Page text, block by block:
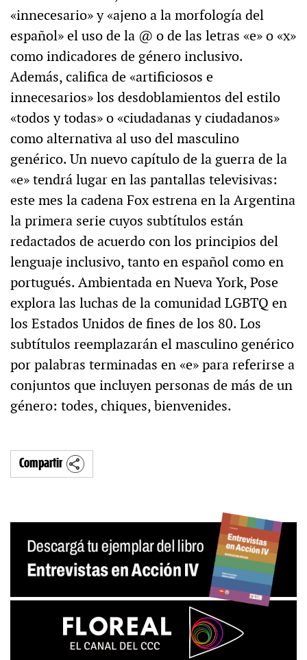
«innecesario» y «ajeno a la morfología del
español» el uso de la @ o de las letras «e» o «x»
como indicadores de género inclusivo.
Además, califica de «artificiosos e
innecesarios» los desdoblamientos del estilo
«todos y todas» o «ciudadanas y ciudadanos»
como alternativa al uso del masculino
genérico. Un nuevo capítulo de la guerra de la
«e» tendrá lugar en las pantallas televisivas:
este mes la cadena Fox estrena en la Argentina
la primera serie cuyos subtítulos están
redactados de acuerdo con los principios del
lenguaje inclusivo, tanto en español como en
portugués. Ambientada en Nueva York, Pose
explora las luchas de la comunidad LGBTQ en
los Estados Unidos de fines de los 80. Los
subtítulos reemplazarán el masculino genérico
por palabras terminadas en «e» para referirse a
conjuntos que incluyen personas de más de un
género: todes, chiques, bienvenides.
Compartir